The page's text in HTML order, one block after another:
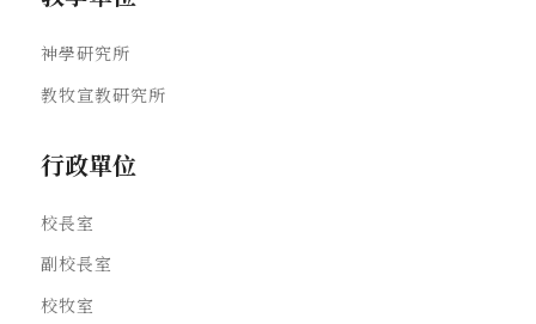
神學研究所
教牧宣教研究所
行政單位
校長室
副校長室
校牧室